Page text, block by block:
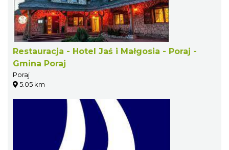
Restauracja - Hotel Jaś i Małgosia - Poraj -
Gmina Poraj
Poraj
5.05 km